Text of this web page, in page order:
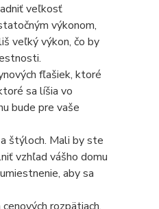
veľkosť
výkonom,
veľký výkon, čo by
fľašiek, ktoré
sa líšia vo
bude pre vaše
štýloch. Mali by ste
vzhľad vášho domu
aby sa